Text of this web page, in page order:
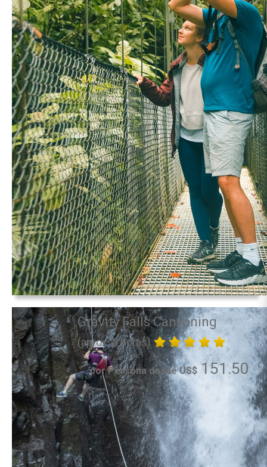
Gravity Falls Canyoning
(aprox. 5 horas)
por Persona desde US$ 151.50